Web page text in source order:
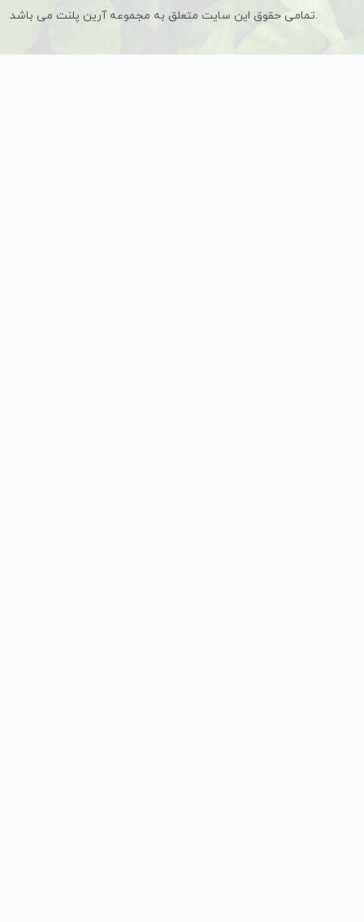
تمامی حقوق این سایت متعلق به مجموعه آرین پلنت می باشد.